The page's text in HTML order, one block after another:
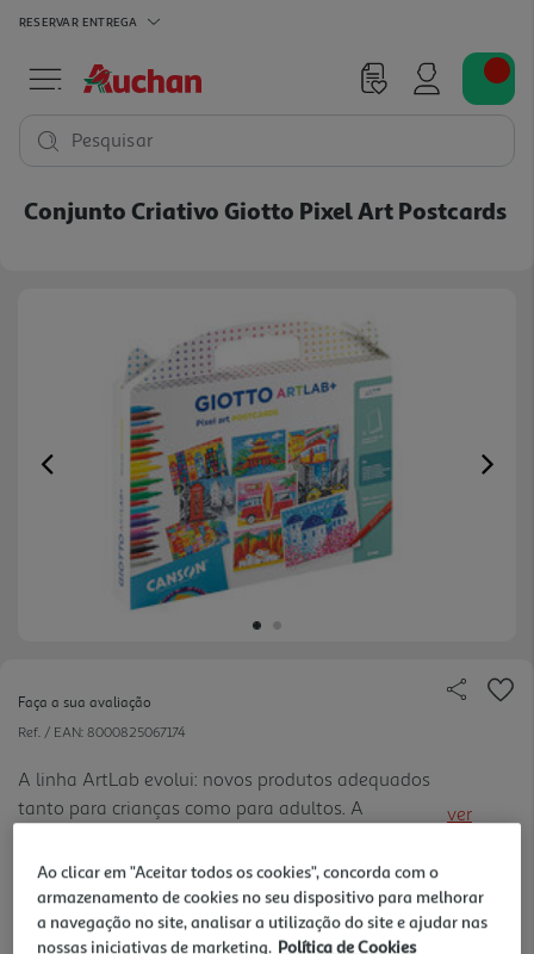
RESERVAR ENTREGA
Pesquisar
Conjunto Criativo Giotto Pixel Art Postcards
Previous
Faça a sua avaliação
Ref. / EAN: 8000825067174
A linha ArtLab evolui: novos produtos adequados
tanto para crianças como para adultos. A
atividade criativa relaxante que satisfaz a mente.
ver
21.89 €/un
Ao clicar em "Aceitar todos os cookies", concorda com o
armazenamento de cookies no seu dispositivo para melhorar
a navegação no site, analisar a utilização do site e ajudar nas
nossas iniciativas de marketing. Política de Cookies